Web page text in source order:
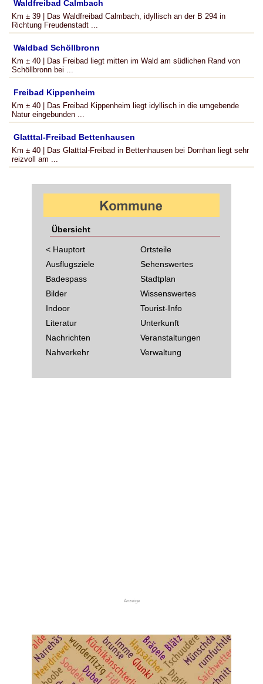
Waldfreibad Calmbach
Km ± 39 | Das Waldfreibad Calmbach, idyllisch an der B 294 in
Richtung Freudenstadt ...
Waldbad Schöllbronn
Km ± 40 | Das Freibad liegt mitten im Wald am südlichen Rand von
Schöllbronn bei ...
Freibad Kippenheim
Km ± 40 | Das Freibad Kippenheim liegt idyllisch in die umgebende
Natur eingebunden ...
Glatttal-Freibad Bettenhausen
Km ± 40 | Das Glatttal-Freibad in Bettenhausen bei Dornhan liegt sehr
reizvoll am ...
Übersicht
< Hauptort
Ausflugsziele
Badespass
Bilder
Indoor
Literatur
Nachrichten
Nahverkehr
Ortsteile
Sehenswertes
Stadtplan
Wissenswertes
Tourist-Info
Unterkunft
Veranstaltungen
Verwaltung
Anzeige